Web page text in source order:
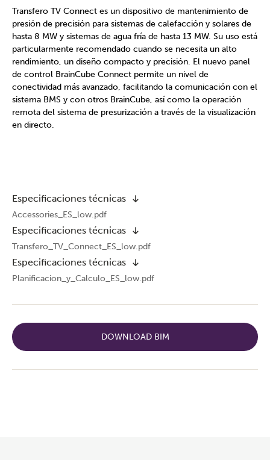
Transfero TV Connect es un dispositivo de mantenimiento de
presión de precisión para sistemas de calefacción y solares de
hasta 8 MW y sistemas de agua fría de hasta 13 MW. Su uso está
particularmente recomendado cuando se necesita un alto
rendimiento, un diseño compacto y precisión. El nuevo panel
de control BrainCube Connect permite un nivel de
conectividad más avanzado, facilitando la comunicación con el
sistema BMS y con otros BrainCube, así como la operación
remota del sistema de presurización a través de la visualización
en directo.
Especificaciones técnicas
Accessories_ES_low.pdf
Especificaciones técnicas
Transfero_TV_Connect_ES_low.pdf
Especificaciones técnicas
Planificacion_y_Calculo_ES_low.pdf
DOWNLOAD BIM